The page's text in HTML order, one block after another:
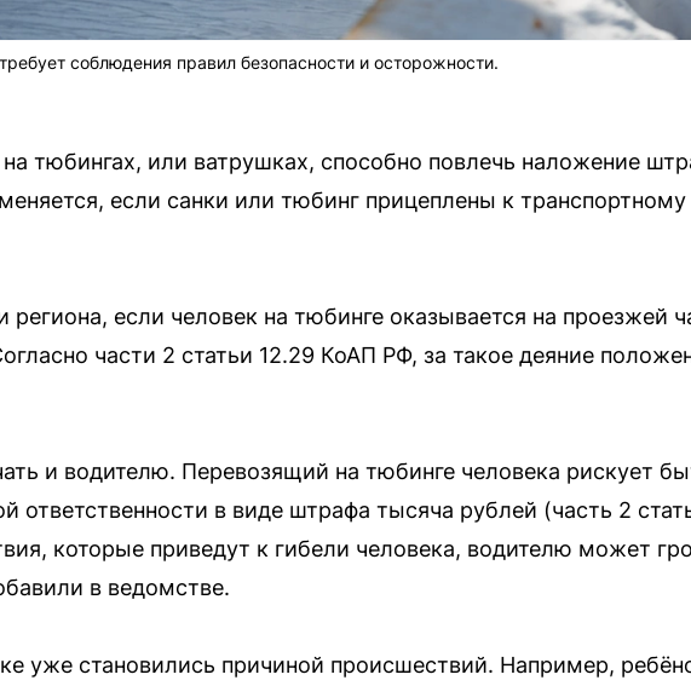
соблюдения правил безопасности и осторожности.
тюбингах, или ватрушках, способно повлечь наложение
если санки или тюбинг прицеплены к транспортному
если человек на тюбинге оказывается на проезжей
части 2 статьи 12.29 КоАП РФ, за такое деяние
и водителю. Перевозящий на тюбинге человека рискует
ответственности в виде штрафа тысяча рублей (часть 2
которые приведут к гибели человека, водителю может
в ведомстве.
уже становились причиной происшествий. Например,